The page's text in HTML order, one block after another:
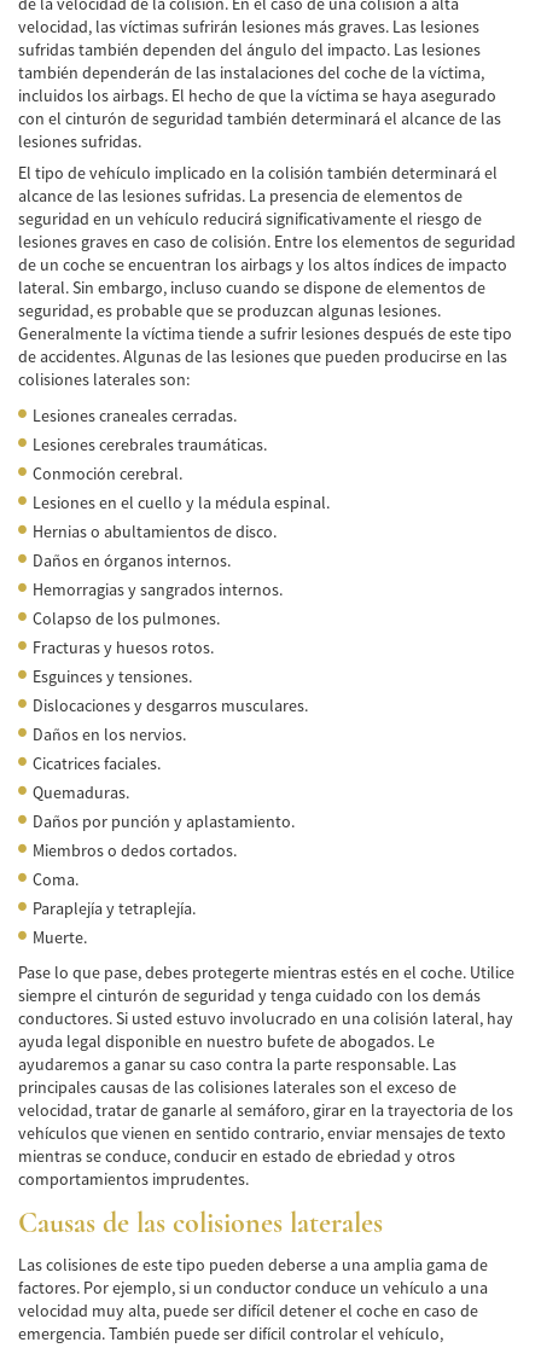
Tipos de Compensación
Accidente de Camión
Elementos del Caso de Accidentes de
Camiones
Estrategias Para Ganar su Caso de Accidente
de Camión
Lesiones Comunes
Partes Responsables en los Accidentes de
Camión
Tipos de Compensaciones Disponibles
Accidente de Motocicleta
Accidente de moto por conducción
Accidente de Motocicleta Involucrando a un
Motorista No Asegurado
Accidente de Motocicleta con Giro Inseguro
a la Izquierda
Frecuentes
Accidente de Motocicleta Relacionado con
Accidente de Motocicleta y Huida
Accidente por Alcance de Motocicleta
Qué Hacer Después de un Accidente de
Motocicleta
Accidentes Peatonales
Compañías de Seguros
Determinando la Culpa
Estadísticas de Accidentes de Peatones
velocidad, las víctimas sufrirán lesiones más graves. Las lesiones
sufridas también dependen del ángulo del impacto. Las lesiones
también dependerán de las instalaciones del coche de la víctima,
incluidos los airbags. El hecho de que la víctima se haya asegurado
con el cinturón de seguridad también determinará el alcance de las
lesiones sufridas.
El tipo de vehículo implicado en la colisión también determinará el
alcance de las lesiones sufridas. La presencia de elementos de
seguridad en un vehículo reducirá significativamente el riesgo de
lesiones graves en caso de colisión. Entre los elementos de seguridad
de un coche se encuentran los airbags y los altos índices de impacto
lateral. Sin embargo, incluso cuando se dispone de elementos de
seguridad, es probable que se produzcan algunas lesiones.
Generalmente la víctima tiende a sufrir lesiones después de este tipo
de accidentes. Algunas de las lesiones que pueden producirse en las
colisiones laterales son:
Lesiones craneales cerradas.
Lesiones cerebrales traumáticas.
Conmoción cerebral.
Lesiones en el cuello y la médula espinal.
Hernias o abultamientos de disco.
Daños en órganos internos.
Hemorragias y sangrados internos.
Colapso de los pulmones.
Fracturas y huesos rotos.
Esguinces y tensiones.
Dislocaciones y desgarros musculares.
Daños en los nervios.
Cicatrices faciales.
Quemaduras.
Daños por punción y aplastamiento.
Miembros o dedos cortados.
Coma.
Paraplejía y tetraplejía.
Muerte.
Pase lo que pase, debes protegerte mientras estés en el coche. Utilice
siempre el cinturón de seguridad y tenga cuidado con los demás
conductores. Si usted estuvo involucrado en una colisión lateral, hay
ayuda legal disponible en nuestro bufete de abogados. Le
ayudaremos a ganar su caso contra la parte responsable. Las
principales causas de las colisiones laterales son el exceso de
velocidad, tratar de ganarle al semáforo, girar en la trayectoria de los
vehículos que vienen en sentido contrario, enviar mensajes de texto
mientras se conduce, conducir en estado de ebriedad y otros
comportamientos imprudentes.
Causas de las colisiones laterales
Las colisiones de este tipo pueden deberse a una amplia gama de
factores. Por ejemplo, si un conductor conduce un vehículo a una
velocidad muy alta, puede ser difícil detener el coche en caso de
emergencia. También puede ser difícil controlar el vehículo,